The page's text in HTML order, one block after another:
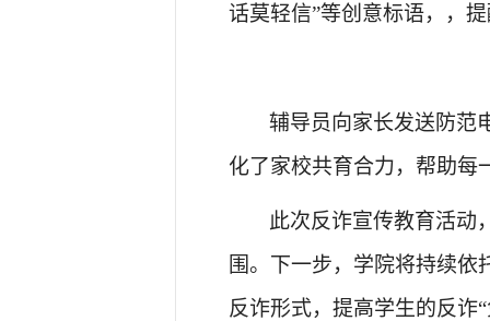
话莫轻信”等创意标语， ，
辅导员向家长发送防范
化了家校共育合力，帮助每
此次反诈宣传教育活动
围。下一步， 学院将持续依
反诈形式，提高学生的反诈